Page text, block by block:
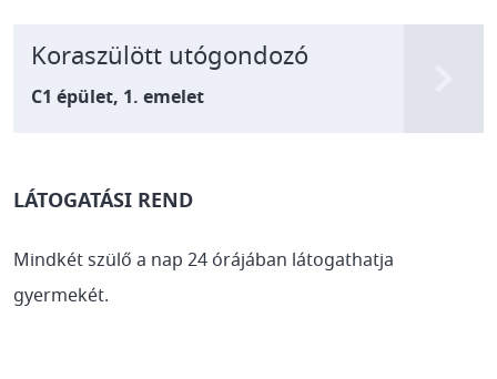
Koraszülött utógondozó
C1 épület, 1. emelet
LÁTOGATÁSI REND
Mindkét szülő a nap 24 órájában látogathatja
gyermekét.